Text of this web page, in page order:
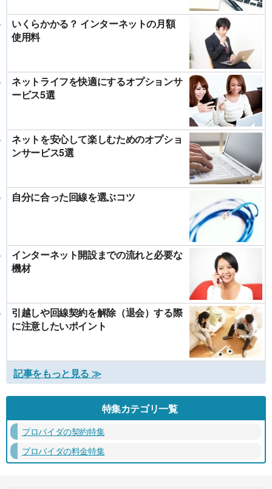
いくらかかる？ インターネットの月額
使用料
ネットライフを快適にするオプションサ
ービス5選
ネットを安心して楽しむためのオプショ
ンサービス5選
自分に合った回線を選ぶコツ
インターネット開設までの流れと必要な
機材
引越しや回線契約を解除（退会）する際
に注意したいポイント
記事をもっと見る ≫
特集カテゴリ一覧
プロバイダの契約特集
プロバイダの料金特集